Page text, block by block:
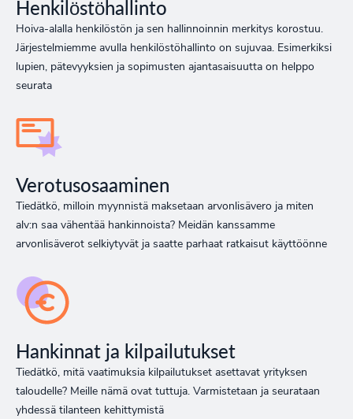
Henkilöstöhallinto
Hoiva-alalla henkilöstön ja sen hallinnoinnin merkitys korostuu.
Järjestelmiemme avulla henkilöstöhallinto on sujuvaa. Esimerkiksi
lupien, pätevyyksien ja sopimusten ajantasaisuutta on helppo
seurata
Verotusosaaminen
Tiedätkö, milloin myynnistä maksetaan arvonlisävero ja miten
alv:n saa vähentää hankinnoista? Meidän kanssamme
arvonlisäverot selkiytyvät ja saatte parhaat ratkaisut käyttöönne
Hankinnat ja kilpailutukset
Tiedätkö, mitä vaatimuksia kilpailutukset asettavat yrityksen
taloudelle? Meille nämä ovat tuttuja. Varmistetaan ja seurataan
yhdessä tilanteen kehittymistä